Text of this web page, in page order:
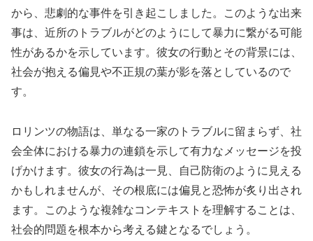
から、悲劇的な事件を引き起こしました。このような出来
事は、近所のトラブルがどのようにして暴力に繋がる可能
性があるかを示しています。彼女の行動とその背景には、
社会が抱える偏見や不正規の葉が影を落としているので
す。
ロリンツの物語は、単なる一家のトラブルに留まらず、社
会全体における暴力の連鎖を示して有力なメッセージを投
げかけます。彼女の行為は一見、自己防衛のように見える
かもしれませんが、その根底には偏見と恐怖が炙り出され
ます。このような複雑なコンテキストを理解することは、
社会的問題を根本から考える鍵となるでしょう。